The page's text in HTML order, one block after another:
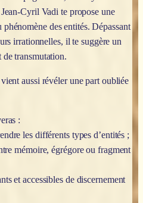
Cyril Vadi te propose une
des entités. Dépassant
irrationnelles, il te suggère un
transmutation.
aussi révéler une part oubliée
:
les différents types d’entités ;
mémoire, égrégore ou fragment
et accessibles de discernement